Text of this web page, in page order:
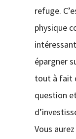
refuge.
physique
épargner
tout à fait
question
Vous